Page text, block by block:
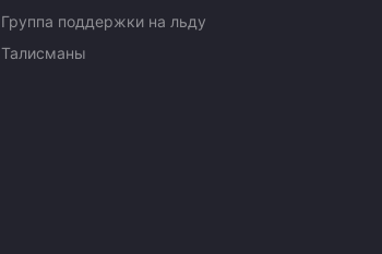
Группа поддержки на льду
Талисманы